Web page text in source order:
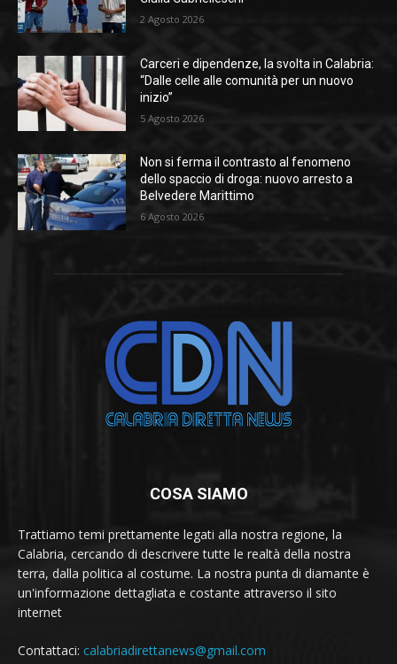
2 Agosto 2026
Carceri e dipendenze, la svolta in Calabria:
“Dalle celle alle comunità per un nuovo
inizio”
5 Agosto 2026
Non si ferma il contrasto al fenomeno
dello spaccio di droga: nuovo arresto a
Belvedere Marittimo
6 Agosto 2026
COSA SIAMO
Trattiamo temi prettamente legati alla nostra regione, la
Calabria, cercando di descrivere tutte le realtà della nostra
terra, dalla politica al costume. La nostra punta di diamante è
un'informazione dettagliata e costante attraverso il sito
internet
Contattaci: calabriadirettanews@gmail.com